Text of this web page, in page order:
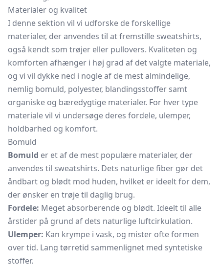
Materialer og kvalitet
I denne sektion vil vi udforske de forskellige
materialer, der anvendes til at fremstille sweatshirts,
også kendt som trøjer eller pullovers. Kvaliteten og
komforten afhænger i høj grad af det valgte materiale,
og vi vil dykke ned i nogle af de mest almindelige,
nemlig bomuld, polyester, blandingsstoffer samt
organiske og bæredygtige materialer. For hver type
materiale vil vi undersøge deres fordele, ulemper,
holdbarhed og komfort.
Bomuld
Bomuld er et af de mest populære materialer, der
anvendes til sweatshirts. Dets naturlige fiber gør det
åndbart og blødt mod huden, hvilket er ideelt for dem,
der ønsker en trøje til daglig brug.
Fordele: Meget absorberende og blødt. Ideelt til alle
årstider på grund af dets naturlige luftcirkulation.
Ulemper: Kan krympe i vask, og mister ofte formen
over tid. Lang tørretid sammenlignet med syntetiske
stoffer.